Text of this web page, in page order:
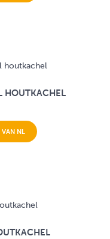
HOUTKACHEL
NL